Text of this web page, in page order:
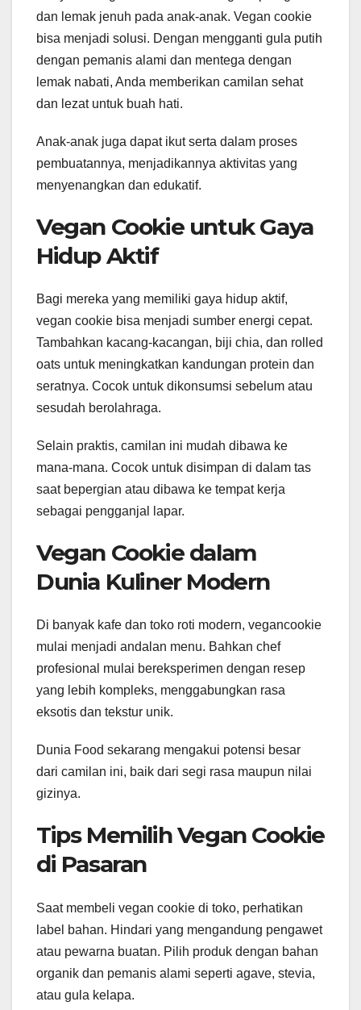
dan lemak jenuh pada anak-anak. Vegan cookie
bisa menjadi solusi. Dengan mengganti gula putih
dengan pemanis alami dan mentega dengan
lemak nabati, Anda memberikan camilan sehat
dan lezat untuk buah hati.
Anak-anak juga dapat ikut serta dalam proses
pembuatannya, menjadikannya aktivitas yang
menyenangkan dan edukatif.
Vegan Cookie untuk Gaya
Hidup Aktif
Bagi mereka yang memiliki gaya hidup aktif,
vegan cookie bisa menjadi sumber energi cepat.
Tambahkan kacang-kacangan, biji chia, dan rolled
oats untuk meningkatkan kandungan protein dan
seratnya. Cocok untuk dikonsumsi sebelum atau
sesudah berolahraga.
Selain praktis, camilan ini mudah dibawa ke
mana-mana. Cocok untuk disimpan di dalam tas
saat bepergian atau dibawa ke tempat kerja
sebagai pengganjal lapar.
Vegan Cookie dalam
Dunia Kuliner Modern
Di banyak kafe dan toko roti modern, vegancookie
mulai menjadi andalan menu. Bahkan chef
profesional mulai bereksperimen dengan resep
yang lebih kompleks, menggabungkan rasa
eksotis dan tekstur unik.
Dunia Food sekarang mengakui potensi besar
dari camilan ini, baik dari segi rasa maupun nilai
gizinya.
Tips Memilih Vegan Cookie
di Pasaran
Saat membeli vegan cookie di toko, perhatikan
label bahan. Hindari yang mengandung pengawet
atau pewarna buatan. Pilih produk dengan bahan
organik dan pemanis alami seperti agave, stevia,
atau gula kelapa.